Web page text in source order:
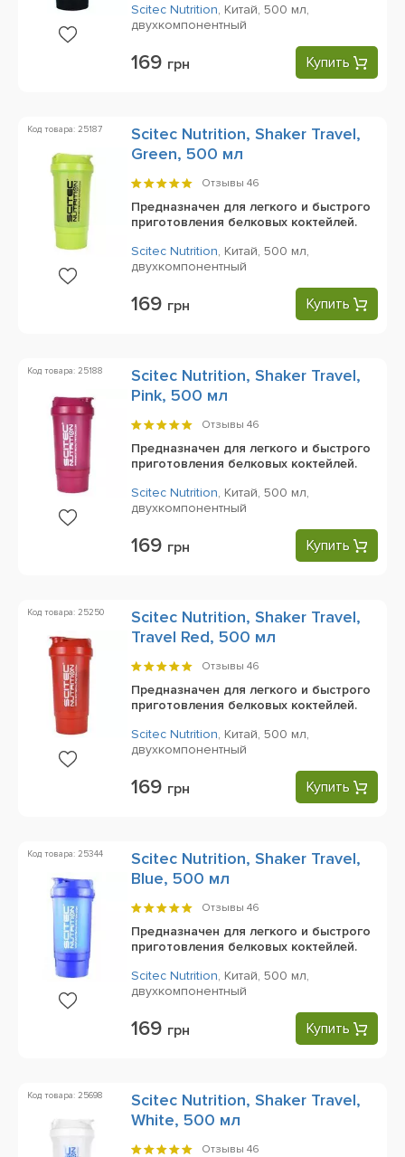
Scitec Nutrition, Китай, 500 мл,
двухкомпонентный
169 грн Купить
Код товара: 25187
Scitec Nutrition, Shaker Travel,
Green, 500 мл
Отзывы 46
Предназначен для легкого и быстрого
приготовления белковых коктейлей.
Scitec Nutrition, Китай, 500 мл,
двухкомпонентный
169 грн Купить
Код товара: 25188
Scitec Nutrition, Shaker Travel,
Pink, 500 мл
Отзывы 46
Предназначен для легкого и быстрого
приготовления белковых коктейлей.
Scitec Nutrition, Китай, 500 мл,
двухкомпонентный
169 грн Купить
Код товара: 25250
Scitec Nutrition, Shaker Travel,
Travel Red, 500 мл
Отзывы 46
Предназначен для легкого и быстрого
приготовления белковых коктейлей.
Scitec Nutrition, Китай, 500 мл,
двухкомпонентный
169 грн Купить
Код товара: 25344
Scitec Nutrition, Shaker Travel,
Blue, 500 мл
Отзывы 46
Предназначен для легкого и быстрого
приготовления белковых коктейлей.
Scitec Nutrition, Китай, 500 мл,
двухкомпонентный
169 грн Купить
Код товара: 25698
Scitec Nutrition, Shaker Travel,
White, 500 мл
Отзывы 46